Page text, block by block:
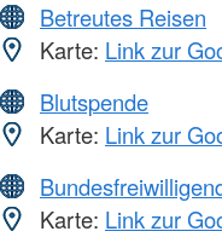
Betreutes Reisen
Karte: Link zur
Blutspende
Karte: Link zur
Karte: Link zur